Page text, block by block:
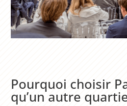
Pourquoi choisir
qu’un autre